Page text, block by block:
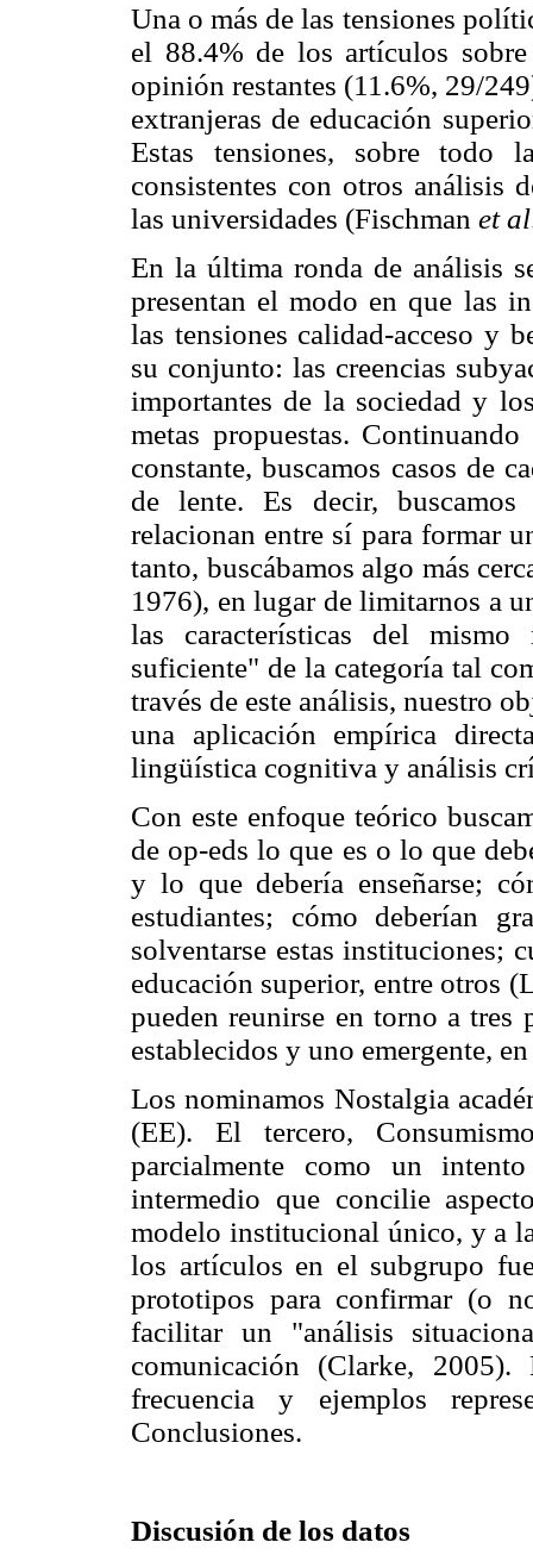
Una o más de las tensiones
el 88.4% de los artículos
opinión restantes (11.6%, 29/
extranjeras de educación
Estas tensiones, sobre todo
consistentes con otros análisis
las universidades (Fischman et al
En la última ronda de análisis
presentan el modo en que las
las tensiones calidad-acceso y
su conjunto: las creencias
importantes de la sociedad y
metas propuestas.
constante, buscamos casos de
de lente. Es decir,
relacionan entre sí para formar
tanto, buscábamos algo más
1976), en lugar de limitarnos a
las características del
suficiente" de la categoría tal
través de este análisis, nuestro
una aplicación empírica
lingüística cognitiva y análisis
Con este enfoque teórico
de op-eds lo que es o lo que
y lo que debería enseñarse;
estudiantes; cómo deberían
solventarse estas instituciones;
educación superior, entre otros
pueden reunirse en torno a
establecidos y uno emergente,
Los nominamos Nostalgia
(EE). El tercero,
parcialmente como un
intermedio que concilie
modelo institucional único, y a
los artículos en el subgrupo
prototipos para confirmar (o
facilitar un "análisis
comunicación (Clarke,
frecuencia y ejemplos
Conclusiones.
Discusión de los datos